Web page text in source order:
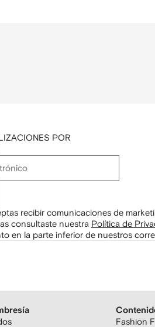
POR
recibir comunicaciones de
consultaste nuestra Política de
en la parte inferior de nuestros
Fashion